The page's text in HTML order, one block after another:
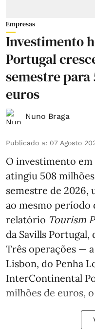
Empresas
Investimento
Portugal
semestre para
euros
Nuno Braga
Publicado a: 07 Agosto
O investimento
atingiu 508
semestre de 2026,
ao mesmo período
relatório Tourism
da Savills
Três operações —
Lisbon, do Penha
InterContinental
milhões de euros, o